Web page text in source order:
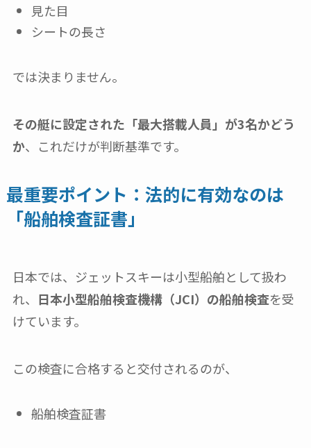
見た目
シートの長さ
では決まりません。
その艇に設定された「最大搭載人員」が3名かどう
か、これだけが判断基準です。
最重要ポイント：法的に有効なのは
「船舶検査証書」
日本では、ジェットスキーは小型船舶として扱わ
れ、 日本小型船舶検査機構（JCI）の船舶検査を受
けています。
この検査に合格すると交付されるのが、
船舶検査証書